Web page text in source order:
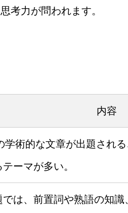
考力が問われます。
内容
学術的な文章が出題され
ーマが多い。
は、前置詞や熟語の知